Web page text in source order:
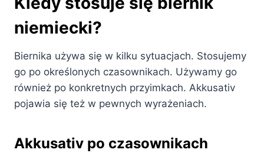
niemiecki?
Biernika używa się w kilku sytuacjach. Stosujemy
go po określonych czasownikach. Używamy go
również po konkretnych przyimkach. Akkusativ
pojawia się też w pewnych wyrażeniach.
Akkusativ po czasownikach